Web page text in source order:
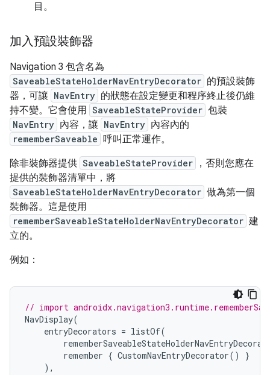
目。
加入預設裝飾器
Navigation 3 包含名為
SaveableStateHolderNavEntryDecorator 的預設裝飾
器，可讓 NavEntry 的狀態在設定變更和程序終止後仍維
持不變。它會使用 SaveableStateProvider 包裝
NavEntry 內容，讓 NavEntry 內容內的
rememberSaveable 呼叫正常運作。
除非裝飾器提供 SaveableStateProvider
，否則您應在
提供的裝飾器清單中，將
SaveableStateHolderNavEntryDecorator 做為第一個
裝飾器。這是使用
rememberSaveableStateHolderNavEntryDecorator 建
立的。
例如：
// import
NavDisplay(
entryDecorators = listOf(
remember { CustomNavEntryDecorator()
}
),